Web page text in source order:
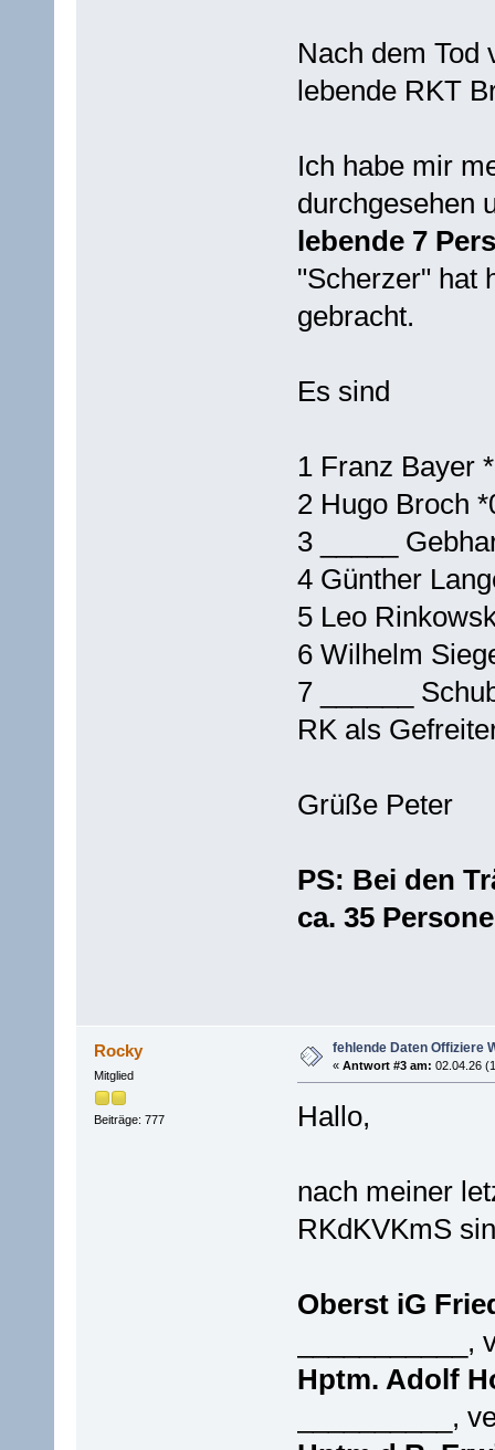
Nach dem Tod
lebende RKT
Ich habe mir
durchgesehen
lebende 7
"Scherzer" hat
gebracht.
Es sind
1 Franz Bayer
2 Hugo Broch
3 _____
4 Günther
5 Leo
6 Wilhelm
7 ______
RK als
Grüße Peter
PS: Bei den
ca. 35
Rocky
Mitglied
Beiträge: 777
fehlende Daten Offiziere
« Antwort #3 am: 02.04.26
Hallo,
nach meiner
RKdKVKmS
Oberst iG
Hptm. Adolf
__________,